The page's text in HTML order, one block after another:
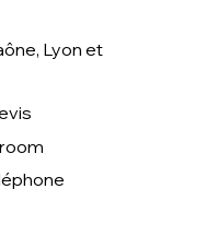
Lyon et